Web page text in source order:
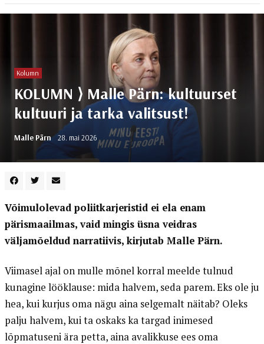
Kolumn
KOLUMN ⟩ Malle Pärn: kultuurset
kultuuri ja tarka valitsust!
Malle Pärn 28. mai 2026
Võimulolevad poliitkarjeristid ei ela enam
pärismaailmas, vaid mingis üsna veidras
väljamõeldud narratiivis, kirjutab Malle Pärn.
Viimasel ajal on mulle mõnel korral meelde tulnud
kunagine lööklause: mida halvem, seda parem. Eks ole ju
hea, kui kurjus oma nägu aina selgemalt näitab? Oleks
palju halvem, kui ta oskaks ka targad inimesed
lõpmatuseni ära petta, aina avalikkuse ees oma